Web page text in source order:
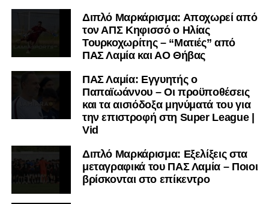
Διπλό Μαρκάρισμα: Αποχωρεί από
τον ΑΠΣ Κηφισσό ο Ηλίας
Τουρκοχωρίτης – “Ματιές” από
ΠΑΣ Λαμία και ΑΟ Θήβας
ΠΑΣ Λαμία: Εγγυητής ο
Παπαϊωάννου – Οι προϋποθέσεις
και τα αισιόδοξα μηνύματά του για
την επιστροφή στη Super League |
Vid
Διπλό Μαρκάρισμα: Εξελίξεις στα
μεταγραφικά του ΠΑΣ Λαμία – Ποιοι
βρίσκονται στο επίκεντρο